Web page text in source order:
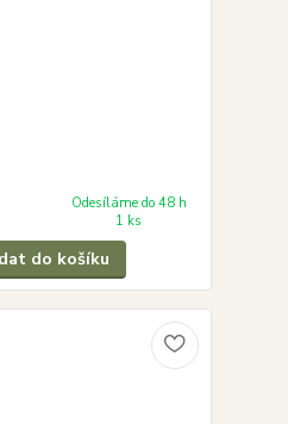
Odesíláme do 48 h
1 ks
do košíku